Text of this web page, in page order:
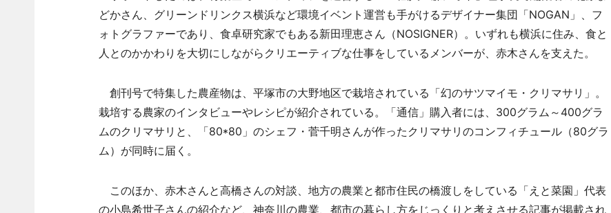
どかさん、グリーンドリンクス横浜など環境イベント運営も手がけるデザイナー集団「NOGAN」、フ
ォトグラファーであり、食卓研究家でもある新田理恵さん（NOSIGNER）。いずれも横浜に住み、食と
人とのかかわりを大切にしながらクリエーティブな仕事をしているメンバーが、赤木さんを支えた。
創刊号で特集した農産物は、平塚市の大野地区で栽培されている「幻のサツマイモ・クリマサリ」。
栽培する農家のインタビューやレシピが紹介されている。「通信」購入者には、300グラム～400グラ
ムのクリマサリと、「80*80」のシェフ・菅千明さんが作ったクリマサリのコンフィチュール（80グラ
ム）が同時に届く。
このほか、赤木さんと高橋さんの対談、地方の農業と都市住民の橋渡しをしている「えと菜園」代表
の小島希世子さんの紹介など、神奈川の農業、都市の暮らし方をじっくりと考えさせる記事が掲載され